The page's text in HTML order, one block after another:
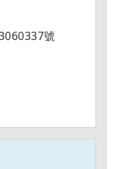
號